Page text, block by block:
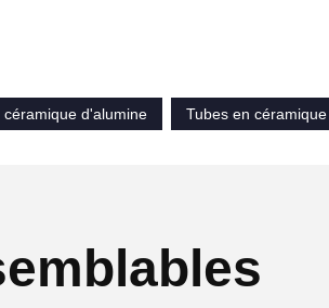
céramique d'alumine Tubes en